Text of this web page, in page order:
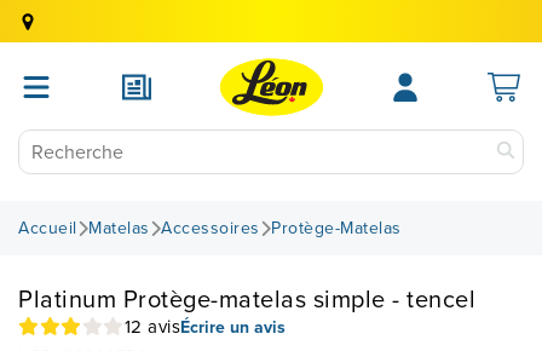
Accueil Matelas Accessoires Protège-Matelas
Platinum Protège-matelas simple - tencel
12 avisÉcrire un avis